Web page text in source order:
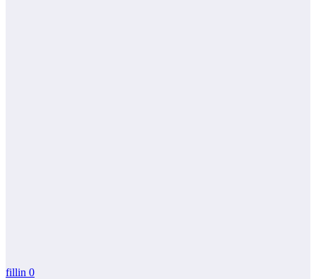
fillin 0